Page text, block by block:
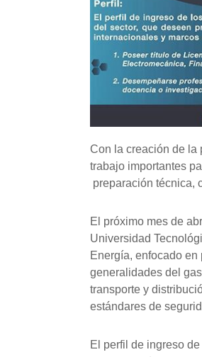
Con la creación de la
trabajo importantes
preparación técnica,
El próximo mes de
Universidad
Energía, enfocado
generalidades del
transporte y
estándares de
El perfil de ingreso